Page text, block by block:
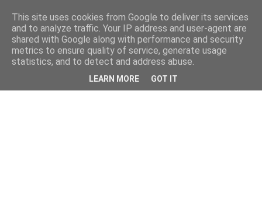
This site uses cookies from Google to deliver its services
and to analyze traffic. Your IP address and user-agent are
shared with Google along with performance and security
metrics to ensure quality of service, generate usage
statistics, and to detect and address abuse.
LEARN MORE GOT IT